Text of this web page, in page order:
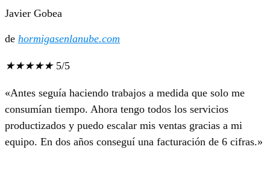
Javier Gobea
de hormigasenlanube.com
★★★★★ 5/5
«Antes seguía haciendo trabajos a medida que solo me
consumían tiempo. Ahora tengo todos los servicios
productizados y puedo escalar mis ventas gracias a mi
equipo. En dos años conseguí una facturación de 6 cifras.»